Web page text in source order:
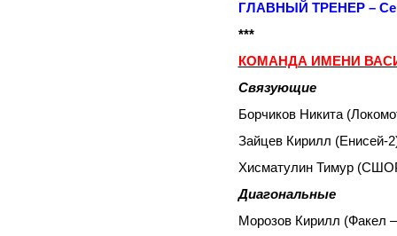
ГЛАВНЫЙ ТРЕНЕР –
***
КОМАНДА ИМЕНИ
Связующие
Борчиков Никита
Зайцев Кирилл (Енисей-
Хисматулин Тимур
Диагональные
Морозов Кирилл (Факел